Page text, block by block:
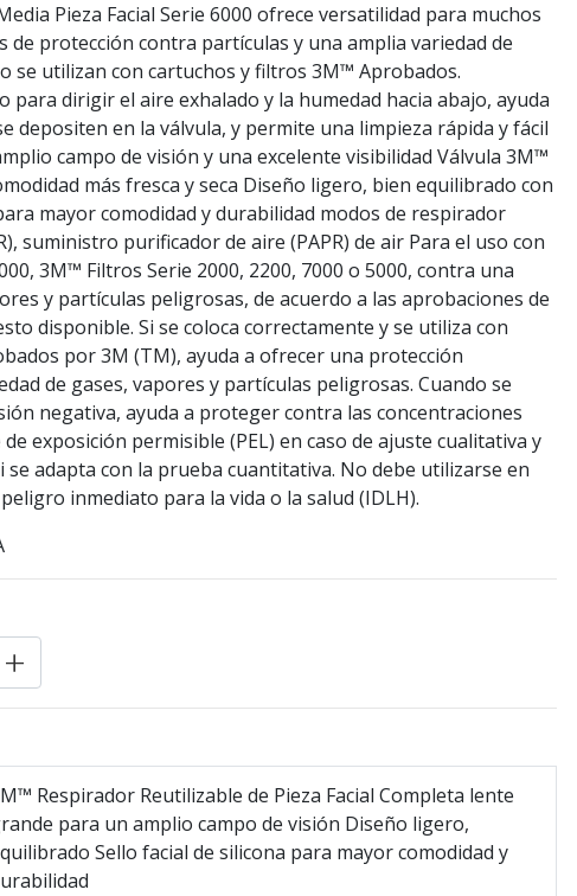
Pieza Facial Serie 6000 ofrece versatilidad para muchos
de protección contra partículas y una amplia variedad de
se utilizan con cartuchos y filtros 3M™ Aprobados.
para dirigir el aire exhalado y la humedad hacia abajo, ayuda
depositen en la válvula, y permite una limpieza rápida y fácil
campo de visión y una excelente visibilidad Válvula 3M™
más fresca y seca Diseño ligero, bien equilibrado con
mayor comodidad y durabilidad modos de respirador
suministro purificador de aire (PAPR) de air Para el uso con
3M™ Filtros Serie 2000, 2200, 7000 o 5000, contra una
y partículas peligrosas, de acuerdo a las aprobaciones de
disponible. Si se coloca correctamente y se utiliza con
por 3M (TM), ayuda a ofrecer una protección
de gases, vapores y partículas peligrosas. Cuando se
negativa, ayuda a proteger contra las concentraciones
exposición permisible (PEL) en caso de ajuste cualitativa y
se adapta con la prueba cuantitativa. No debe utilizarse en
inmediato para la vida o la salud (IDLH).
+
Respirador Reutilizable de Pieza Facial Completa lente
para un amplio campo de visión Diseño ligero,
Sello facial de silicona para mayor comodidad y